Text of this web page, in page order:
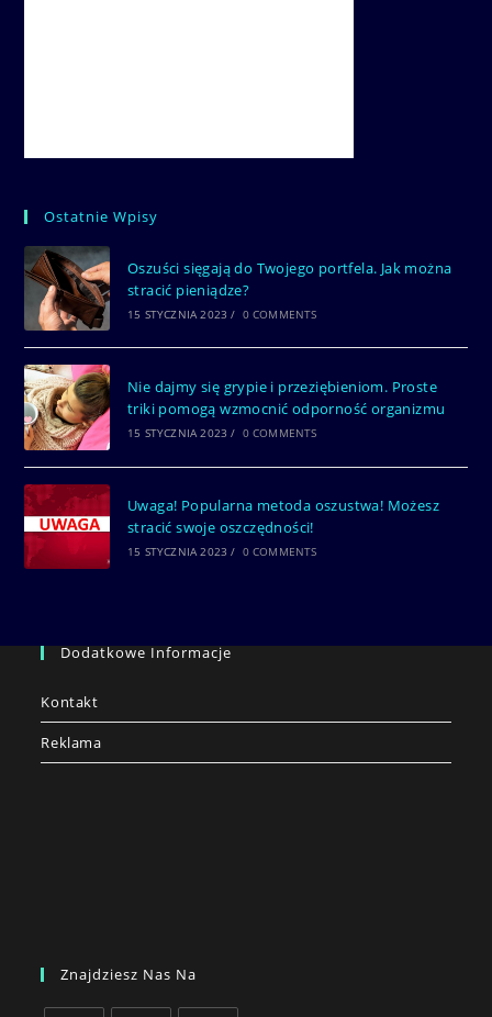
Ostatnie Wpisy
Oszuści sięgają do Twojego portfela. Jak można
stracić pieniądze?
15 STYCZNIA 2023 / 0 COMMENTS
Nie dajmy się grypie i przeziębieniom. Proste
triki pomogą wzmocnić odporność organizmu
15 STYCZNIA 2023 / 0 COMMENTS
Uwaga! Popularna metoda oszustwa! Możesz
stracić swoje oszczędności!
15 STYCZNIA 2023 / 0 COMMENTS
Dodatkowe Informacje
Kontakt
Reklama
Znajdziesz Nas Na